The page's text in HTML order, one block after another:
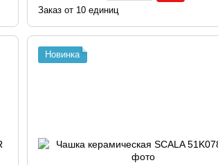
Заказ от 10 единиц
Новинка